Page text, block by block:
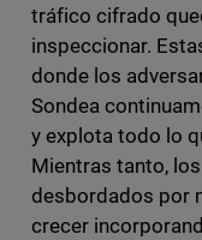
tráfico cifrado
inspeccionar.
donde los
Sondea
y explota todo lo
Mientras tanto,
desbordados por
crecer